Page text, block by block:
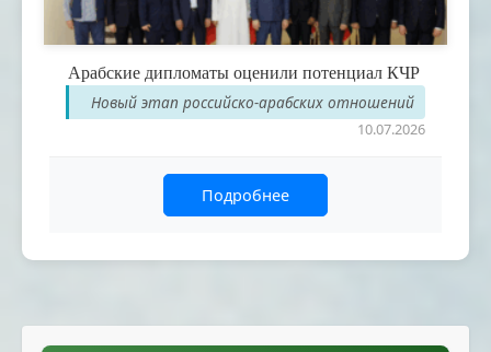
Арабские дипломаты оценили потенциал КЧР
Новый этап российско-арабских отношений
10.07.2026
Подробнее